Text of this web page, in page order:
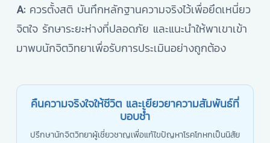
A: ควรตั้งสติ บันทึกหลักฐานความจริงไว้เพื่อยึดเหนี่ยว
จิตใจ รักษาระยะห่างที่ปลอดภัย และแนะนำให้พาเขาเข้า
มาพบนักจิตวิทยาเพื่อรับการประเมินอย่างถูกต้อง
คืนความจริงใจให้ชีวิต และเยียวยาความสัมพันธ์ที่
บอบช้ำ
ปรึกษานักจิตวิทยาผู้เชี่ยวชาญเพื่อแก้ไขปัญหาโรคโกหกเป็นนิสัย